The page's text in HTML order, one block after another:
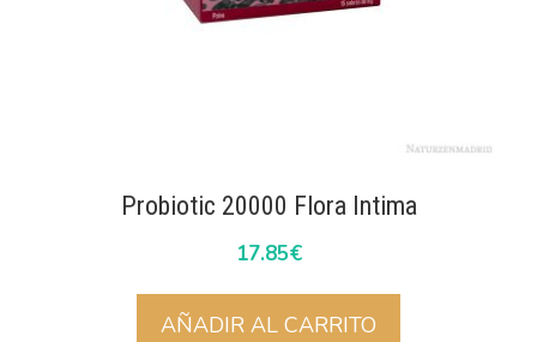
Probiotic 20000 Flora Intima
17.85€
AÑADIR AL CARRITO